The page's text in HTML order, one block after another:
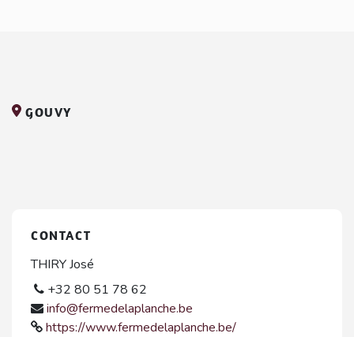
GOUVY
CONTACT
THIRY José
+32 80 51 78 62
info@fermedelaplanche.be
https://www.fermedelaplanche.be/